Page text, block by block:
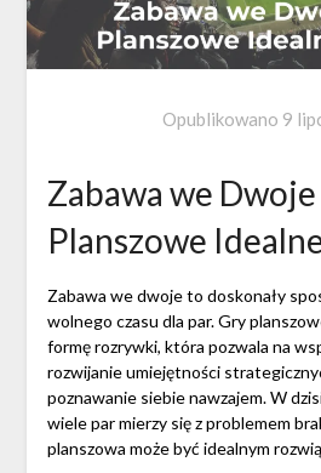
Opublikowano 9
Zabawa we
Planszowe
Zabawa we dwoje to doskonały
wolnego czasu dla par. Gry
formę rozrywki, która pozwala na
rozwijanie umiejętności
poznawanie siebie nawzajem. W
wiele par mierzy się z problemem
planszowa może być idealnym